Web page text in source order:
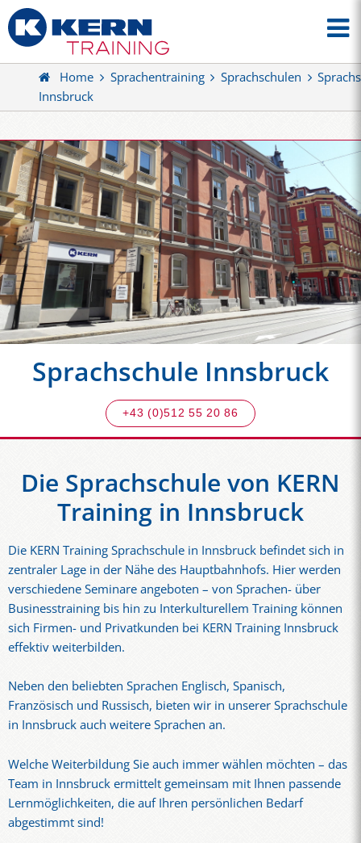
Home Sprachentraining Sprachschulen
Innsbruck
Sprachschule Innsbruck
+43 (0)512 55 20 86
Die Sprachschule von KERN
Training in Innsbruck
Die KERN Training Sprachschule in Innsbruck befindet sich in
zentraler Lage in der Nähe des Hauptbahnhofs. Hier werden
verschiedene Seminare angeboten – von Sprachen- über
Businesstraining bis hin zu Interkulturellem Training können
sich Firmen- und Privatkunden bei KERN Training Innsbruck
effektiv weiterbilden.
Neben den beliebten Sprachen Englisch, Spanisch,
Französisch und Russisch, bieten wir in unserer Sprachschule
in Innsbruck auch weitere Sprachen an.
Welche Weiterbildung Sie auch immer wählen möchten – das
Team in Innsbruck ermittelt gemeinsam mit Ihnen passende
Lernmöglichkeiten, die auf Ihren persönlichen Bedarf
abgestimmt sind!